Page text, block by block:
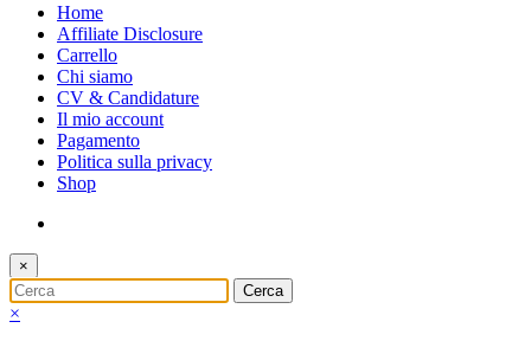
Home
Affiliate Disclosure
Carrello
Chi siamo
CV & Candidature
Il mio account
Pagamento
Politica sulla privacy
Shop
×
×